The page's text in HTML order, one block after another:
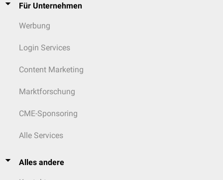
Für Unternehmen
Werbung
Login Services
Content Marketing
Marktforschung
CME-Sponsoring
Alle Services
Alles andere